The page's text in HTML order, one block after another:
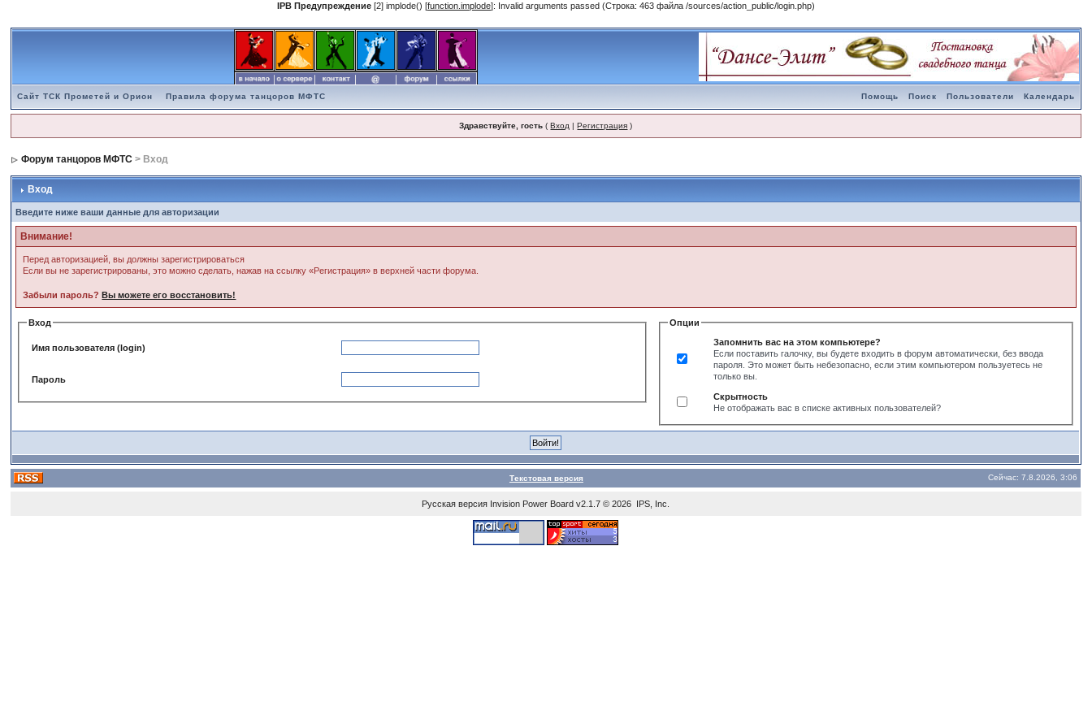
IPB Предупреждение [2] implode() [function.implode]: Invalid arguments passed (Строка: 463 файла /sources/action_public/login.php)
Сайт ТСК Прометей и Орион Правила форума танцоров МФТС Помощь Поиск Пользователи Календарь
Здравствуйте, гость (Вход |Регистрация )
Форум танцоров МФТС > Вход
Вход
Введите ниже ваши данные для авторизации
Внимание!
Перед авторизацией, вы должны зарегистрироваться
Если вы не зарегистрированы, это можно сделать, нажав на ссылку «Регистрация» в верхней части форума.
Забыли пароль?Вы можете его восстановить!
Вход
Имя пользователя (login)
Пароль
Опции
Запомнить вас на этом компьютере?
Если поставить галочку, вы будете входить в форум автоматически, без ввода
пароля. Это может быть небезопасно, если этим компьютером пользуетесь не
только вы.
Скрытность
Не отображать вас в списке активных пользователей?
Текстовая версия Сейчас: 7.8.2026, 3:06
Русская версия Invision Power Board v2.1.7 © 2026 IPS, Inc.